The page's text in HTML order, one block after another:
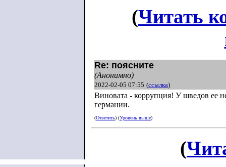
(Читать
Re: поясните
(Анонимно)
2022-02-05 07:55 (ссылка)
Виновата - коррупция! У шведов ее
германии.
(Ответить) (Уровень выше)
(